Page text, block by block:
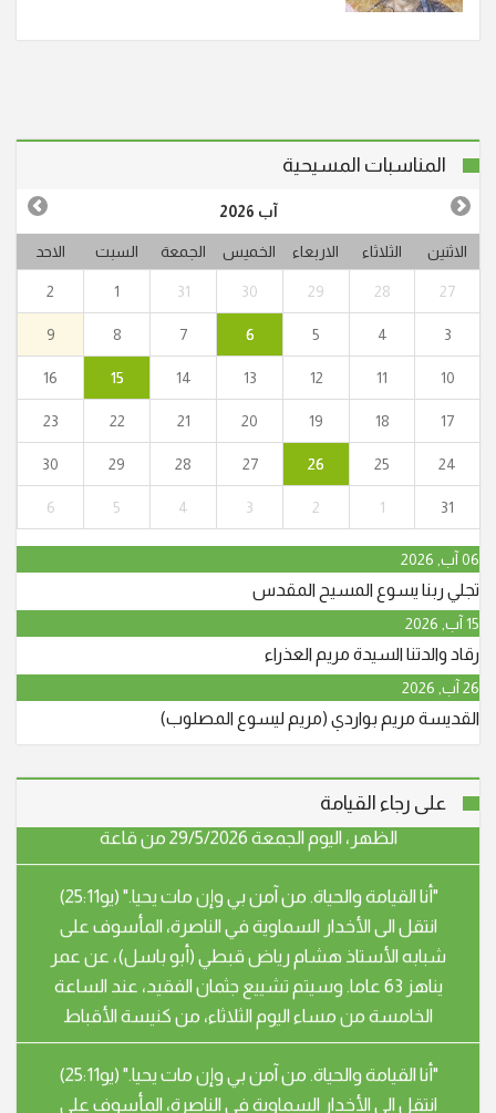
المناسبات المسيحية
آب 2026
الاثنين الثلاثاء الاربعاء الخميس الجمعة السبت الاحد
27
28
29
30
31
1
2
3
4
5
6
7
8
9
10
11
12
13
14
15
16
17
18
19
20
21
22
23
24
25
26
27
28
29
30
31
1
2
3
4
5
6
06 آب, 2026
تجلي ربنا يسوع المسيح المقدس
15 آب, 2026
رقاد والدتنا السيدة مريم العذراء
26 آب, 2026
القديسة مريم بواردي (مريم ليسوع المصلوب)
على رجاء القيامة
انتقل إلى الأخدار السماوية في يافة الناصرة، المأسوف على
وسيشيع جثمانه الطاهر في الساعة الرابعة والنصف بعد
الظهر، اليوم الجمعة 29/5/2026 من قاعة
"أنا القيامة والحياة. من آمن بي وإن مات يحيا." (يو25:11)
انتقل إلى الأخدار السماوية في يافة الناصرة، المأسوف على
الظهر، اليوم الجمعة 29/5/2026 من قاعة
انتقل الى الأخدار السماوية في الناصرة، المأسوف على
شبابه الأستاذ هشام رياض قبطي (أبو باسل)، عن عمر
يناهز 63 عاما. وسيتم تشييع جثمان الفقيد، عند الساعة
الخامسة من مساء اليوم الثلاثاء، من كنيسة الأقباط
"أنا القيامة والحياة. من آمن بي وإن مات يحيا." (يو25:11)
انتقل الى الأخدار السماوية في الناصرة، المأسوف على
شبابه صبري رشيد صفوري (أبو هيثم)، عن عمر يناهز 54